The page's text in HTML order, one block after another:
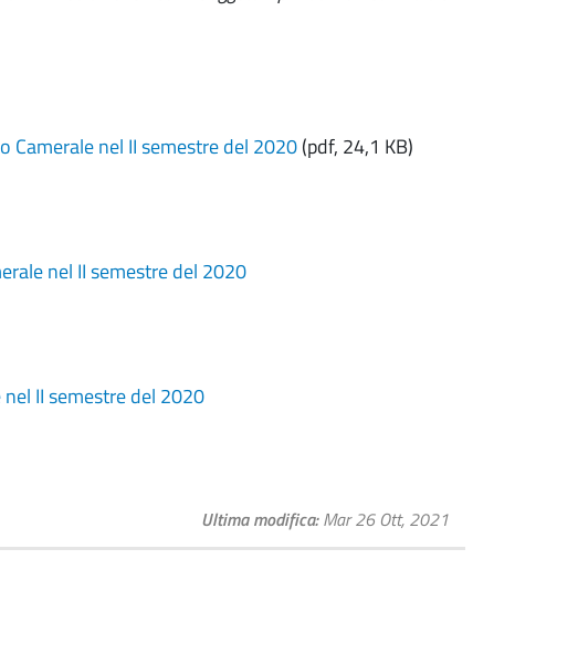
Camerale nel II semestre del 2020(pdf, 24,1 KB)
nel II semestre del 2020
II semestre del 2020
Ultima modifica Mar 26 Ott, 2021